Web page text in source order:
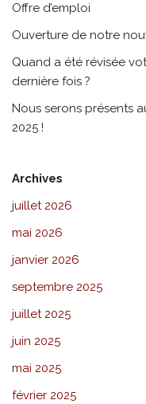
Offre d’emploi
Ouverture de notre
Quand a été révisée
dernière fois ?
Nous serons présents
2025 !
Archives
juillet 2026
mai 2026
janvier 2026
septembre 2025
juillet 2025
juin 2025
mai 2025
février 2025